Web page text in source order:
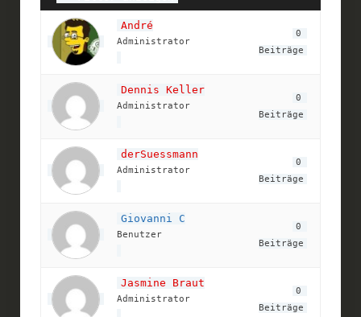
André
Administrator
0
Beiträge
Dennis Keller
Administrator
0
Beiträge
derSuessmann
Administrator
0
Beiträge
Giovanni C
Benutzer
0
Beiträge
Jasmine Braut
Administrator
0
Beiträge